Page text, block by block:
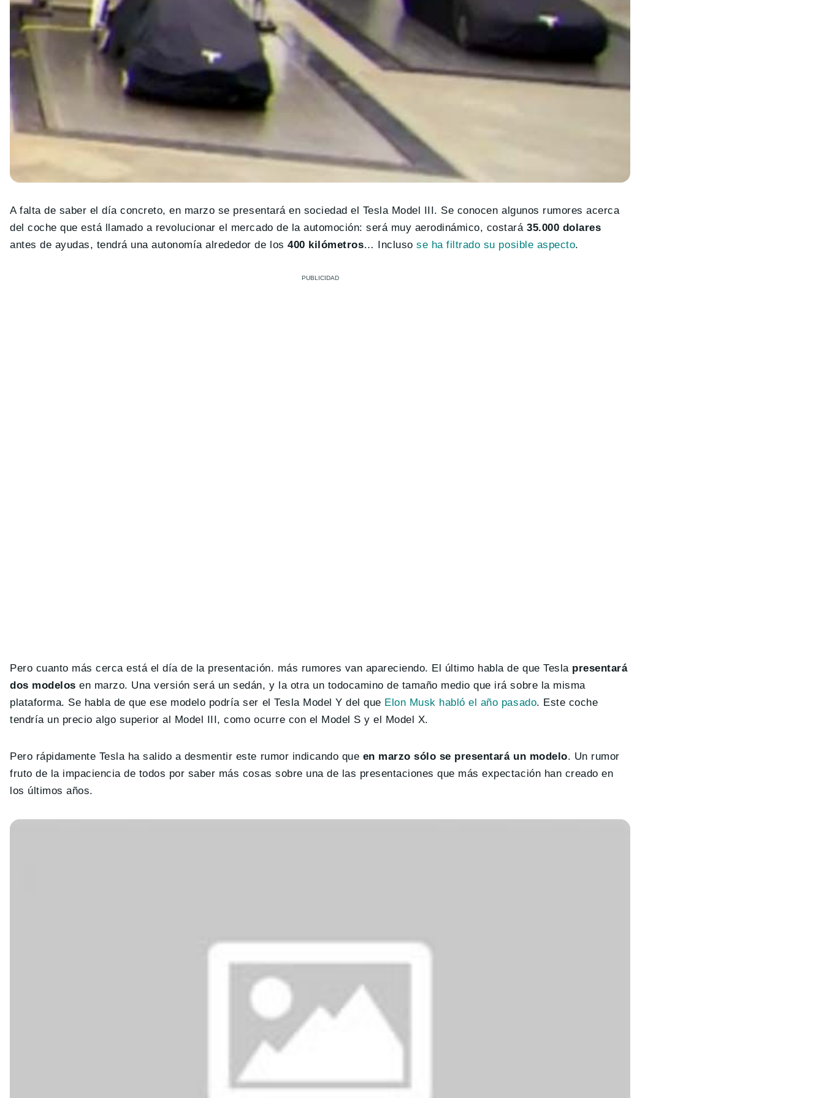
A falta de saber el día concreto, en marzo se presentará en sociedad el Tesla Model III. Se conocen algunos rumores acerca
del coche que está llamado a revolucionar el mercado de la automoción: será muy aerodinámico, costará35.000 dolares
antes de ayudas, tendrá una autonomía alrededor de los400 kilómetros… Inclusose ha filtrado su posible aspecto.
Pero cuanto más cerca está el día de la presentación. más rumores van apareciendo. El último habla de que Tesla presentará
dos modelos en marzo. Una versión será un sedán, y la otra un todocamino de tamaño medio que irá sobre la misma
plataforma. Se habla de que ese modelo podría ser el Tesla Model Y del que Elon Musk habló el año pasado. Este coche
tendría un precio algo superior al Model III, como ocurre con el Model S y el Model X.
Pero rápidamente Tesla ha salido a desmentir este rumor indicando que en marzo sólo se presentará un modelo. Un rumor
fruto de la impaciencia de todos por saber más cosas sobre una de las presentaciones que más expectación han creado en
los últimos años.